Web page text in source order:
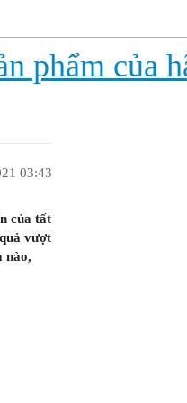
phẩm của
03:43
của tất
vượt
nào,